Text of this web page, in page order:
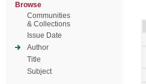
Browse
Communities
& Collections
Issue Date
Author
Title
Subject